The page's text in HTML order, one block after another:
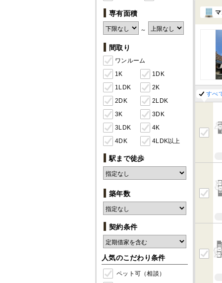
専有面積
～
間取り
ワンルーム
1K
1DK
1LDK
2K
2DK
2LDK
3K
3DK
3LDK
4K
4DK
4LDK以上
駅まで徒歩
築年数
契約条件
人気のこだわり条件
ペット可（相談）
すべ